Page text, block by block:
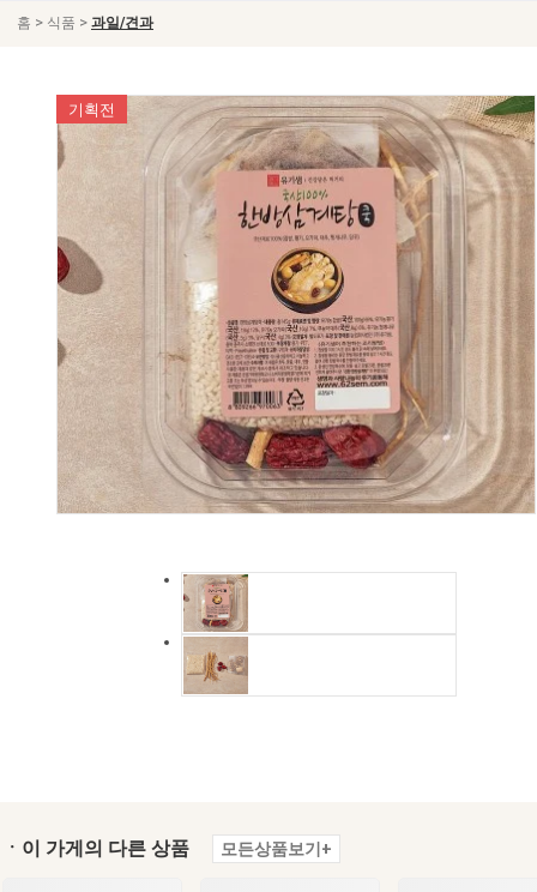
홈 > 식품 > 과일/견과
기획전
ㆍ이 가게의 다른 상품 모든상품보기+